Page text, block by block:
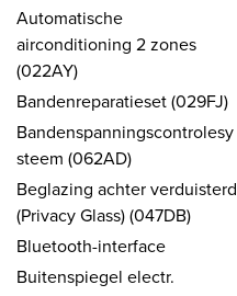
Automatische
airconditioning 2 zones
(022AY)
Bandenreparatieset (029FJ)
Bandenspanningscontrolesy
steem (062AD)
Beglazing achter verduisterd
(Privacy Glass) (047DB)
Bluetooth-interface
Buitenspiegel electr.